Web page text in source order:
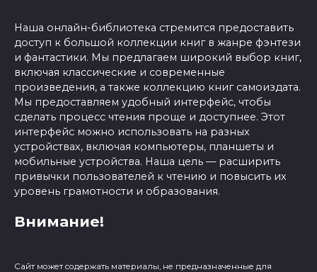
Наша онлайн-библиотека стремится предоставить
доступ к большой коллекции книг в жанре фэнтези
и фантастики. Мы предлагаем широкий выбор книг,
включая классические и современные
произведения, а также коллекцию книг самоиздата.
Мы предоставляем удобный интерфейс, чтобы
сделать процесс чтения проще и доступнее. Этот
интерфейс можно использовать на разных
устройствах, включая компьютеры, планшеты и
мобильные устройства. Наша цель — расширить
привычки пользователей к чтению и повысить их
уровень грамотности и образования.
Внимание!
Сайт может содержать материалы, не предназначенные для